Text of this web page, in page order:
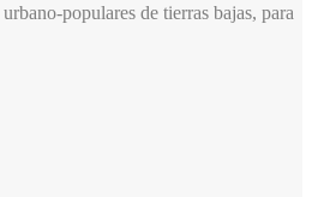
populares de tierras bajas, para